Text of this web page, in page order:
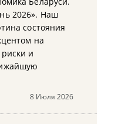
2026». Наш
состояния
на
и
8 Июля 2026